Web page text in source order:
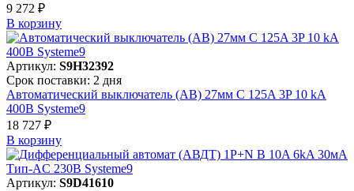
9 272 ₽
В корзинy
Артикул: S9H32392
Срок поставки: 2 дня
Автоматический выключатель (АВ) 27мм C 125A 3P 10 kA
400В Systeme9
18 727 ₽
В корзинy
Артикул: S9D41610